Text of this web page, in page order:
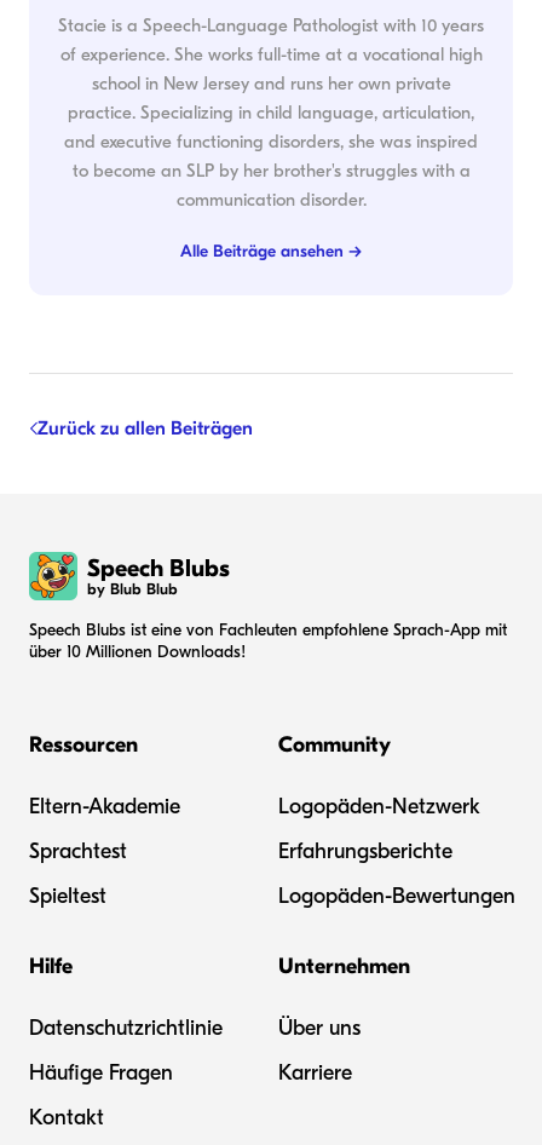
Stacie is a Speech-Language Pathologist with 10 years
of experience. She works full-time at a vocational high
school in New Jersey and runs her own private
practice. Specializing in child language, articulation,
and executive functioning disorders, she was inspired
to become an SLP by her brother's struggles with a
communication disorder.
Alle Beiträge ansehen →
Zurück zu allen Beiträgen
Speech Blubs
by Blub Blub
Speech Blubs ist eine von Fachleuten empfohlene Sprach-App mit
über 10 Millionen Downloads!
Ressourcen
Eltern-Akademie
Sprachtest
Spieltest
Community
Logopäden-Netzwerk
Erfahrungsberichte
Logopäden-Bewertungen
Hilfe
Datenschutzrichtlinie
Häufige Fragen
Kontakt
Unternehmen
Über uns
Karriere